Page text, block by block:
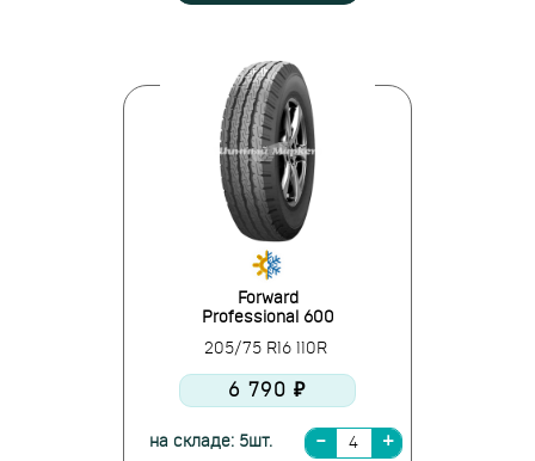
Forward
Professional 600
205/75 R16 110R
6 790 ₽
на складе: 5шт.